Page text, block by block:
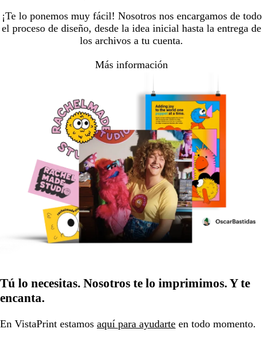
¡Te lo ponemos muy fácil! Nosotros nos encargamos de todo
el proceso de diseño, desde la idea inicial hasta la entrega de
los archivos a tu cuenta.
Más información
Tú lo necesitas. Nosotros te lo imprimimos. Y te
encanta.
En VistaPrint estamos aquí para ayudarte en todo momento.